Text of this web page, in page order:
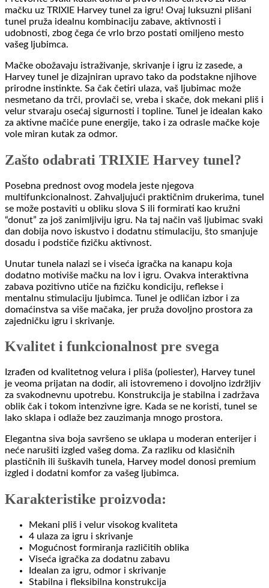
mačku uz TRIXIE Harvey tunel za igru! Ovaj luksuzni plišani
tunel pruža idealnu kombinaciju zabave, aktivnosti i
udobnosti, zbog čega će vrlo brzo postati omiljeno mesto
vašeg ljubimca.
Mačke obožavaju istraživanje, skrivanje i igru iz zasede, a
Harvey tunel je dizajniran upravo tako da podstakne njihove
prirodne instinkte. Sa čak četiri ulaza, vaš ljubimac može
nesmetano da trči, provlači se, vreba i skače, dok mekani pliš i
velur stvaraju osećaj sigurnosti i topline. Tunel je idealan kako
za aktivne mačiće pune energije, tako i za odrasle mačke koje
vole miran kutak za odmor.
Zašto odabrati TRIXIE Harvey tunel?
Posebna prednost ovog modela jeste njegova
multifunkcionalnost. Zahvaljujući praktičnim drukerima, tunel
se može postaviti u obliku slova S ili formirati kao kružni
“donut” za još zanimljiviju igru. Na taj način vaš ljubimac svaki
dan dobija novo iskustvo i dodatnu stimulaciju, što smanjuje
dosadu i podstiče fizičku aktivnost.
Unutar tunela nalazi se i viseća igračka na kanapu koja
dodatno motiviše mačku na lov i igru. Ovakva interaktivna
zabava pozitivno utiče na fizičku kondiciju, reflekse i
mentalnu stimulaciju ljubimca. Tunel je odličan izbor i za
domaćinstva sa više mačaka, jer pruža dovoljno prostora za
zajedničku igru i skrivanje.
Kvalitet i funkcionalnost pre svega
Izrađen od kvalitetnog velura i pliša (poliester), Harvey tunel
je veoma prijatan na dodir, ali istovremeno i dovoljno izdržljiv
za svakodnevnu upotrebu. Konstrukcija je stabilna i zadržava
oblik čak i tokom intenzivne igre. Kada se ne koristi, tunel se
lako sklapa i odlaže bez zauzimanja mnogo prostora.
Elegantna siva boja savršeno se uklapa u moderan enterijer i
neće narušiti izgled vašeg doma. Za razliku od klasičnih
plastičnih ili šuškavih tunela, Harvey model donosi premium
izgled i dodatni komfor za vašeg ljubimca.
Karakteristike proizvoda:
Mekani pliš i velur visokog kvaliteta
4 ulaza za igru i skrivanje
Mogućnost formiranja različitih oblika
Viseća igračka za dodatnu zabavu
Idealan za igru, odmor i skrivanje
Stabilna i fleksibilna konstrukcija